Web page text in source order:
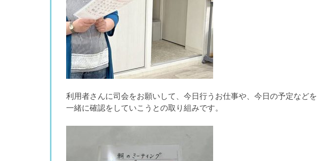
利用者さんに司会をお願いして、今日行うお仕事や、今日の予定などを
一緒に確認をしていこうとの取り組みです。